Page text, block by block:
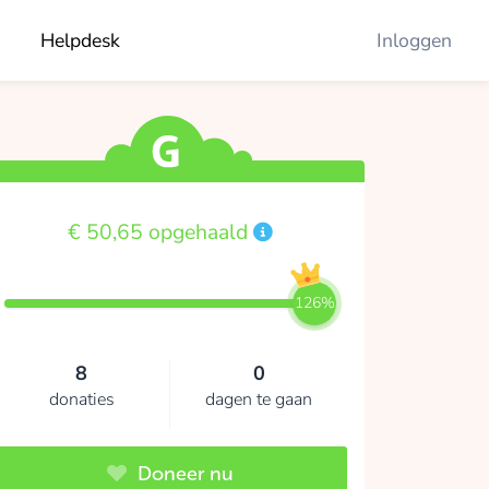
Helpdesk Inloggen
€ 50,65 opgehaald
126%
8
donaties
0
dagen te gaan
Doneer nu